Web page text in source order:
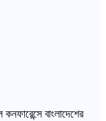
বাংলাদেশের